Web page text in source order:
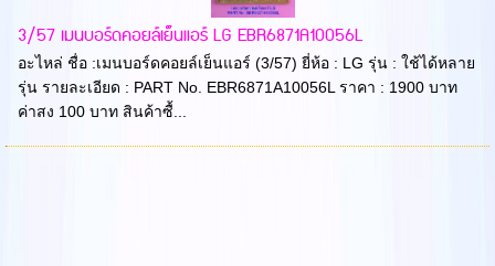
3/57 เมนบอร์ดคอยล์เย็นแอร์ LG EBR6871A10056L
อะไหล่ ชื่อ :เมนบอร์ดคอยล์เย็นแอร์ (3/57) ยี่ห้อ : LG รุ่น : ใช้ได้หลาย
รุ่น รายละเอียด : PART No. EBR6871A10056L ราคา : 1900 บาท
ค่าสง 100 บาท สินค้าซื้...